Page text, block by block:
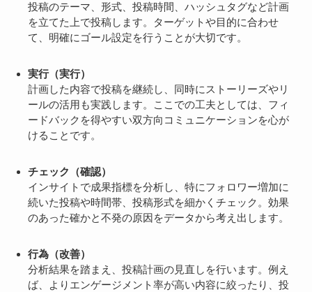
投稿のテーマ、形式、投稿時間、ハッシュタグなど計画
を立てた上で投稿します。ターゲットや目的に合わせ
て、明確にゴール設定を行うことが大切です。
実行（実行）
計画した内容で投稿を継続し、同時にストーリーズやリ
ールの活用も実践します。ここでの工夫としては、フィ
ードバックを得やすい双方向コミュニケーションを心が
けることです。
チェック（確認）
インサイトで成果指標を分析し、特にフォロワー増加に
続いた投稿や時間帯、投稿形式を細かくチェック。効果
のあった確かと不発の原因をデータから考え出します。
行為（改善）
分析結果を踏まえ、投稿計画の見直しを行います。例え
ば、よりエンゲージメント率が高い内容に絞ったり、投